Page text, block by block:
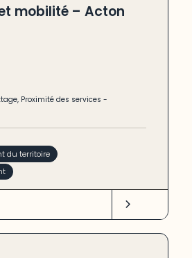
mobilité – Acton
, Proximité des services -
du territoire